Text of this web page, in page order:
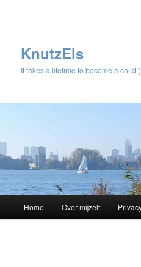
KnutzEls
It takes a lifetime to become a child
Skip
Home Over mijzelf